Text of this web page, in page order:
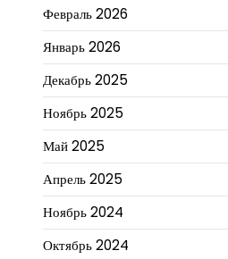
Февраль 2026
Январь 2026
Декабрь 2025
Ноябрь 2025
Май 2025
Апрель 2025
Ноябрь 2024
Октябрь 2024